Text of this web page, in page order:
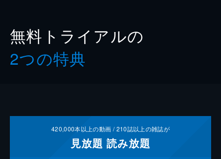
無料トライアルの
2つの特典
420,000本以上の動画 /210誌以上の雑誌が
見放題 読み放題